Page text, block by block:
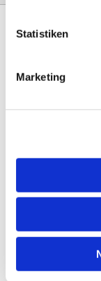
Statistiken
Marketing